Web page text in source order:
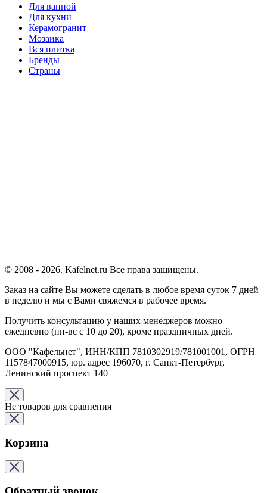
Для ванной
Для кухни
Керамогранит
Мозаика
Вся плитка
Бренды
Страны
© 2008 - 2026. Kafelnet.ru Все права защищены.
Заказ на сайте Вы можете сделать в любое время суток 7 дней
в неделю и мы с Вами свяжемся в рабочее время.
Получить консультацию у наших менеджеров можно
ежедневно (пн-вс с 10 до 20), кроме праздничных дней.
ООО "Кафельнет", ИНН/КПП 7810302919/781001001, ОГРН
1157847000915, юр. адрес 196070, г. Санкт-Петербург,
Ленинский проспект 140
Не товаров для сравнения
Корзина